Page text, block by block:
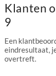
Klanten
9
Een
eindresultaat,
overtreft.